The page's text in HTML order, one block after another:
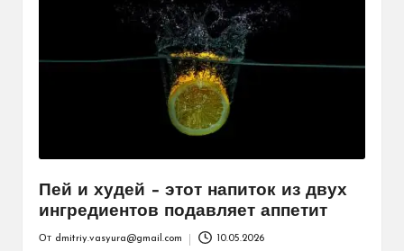
Пей и худей – этот напиток из двух
ингредиентов подавляет аппетит
От dmitriy.vasyura@gmail.com 10.05.2026